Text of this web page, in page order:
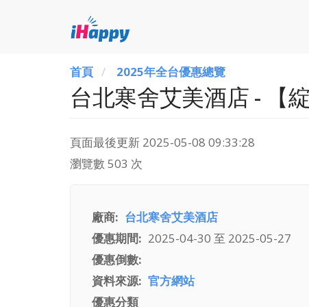
首頁 2025年全台優惠總覽
台北寒舍艾美酒店 - 【
頁面最後更新 2025-05-08 09:33:28
瀏覽數 503 次
廠商
台北寒舍艾美酒店
優惠期間
2025-04-30 至 2025-05-27
優惠倒數
資料來源
官方網站
優惠分類